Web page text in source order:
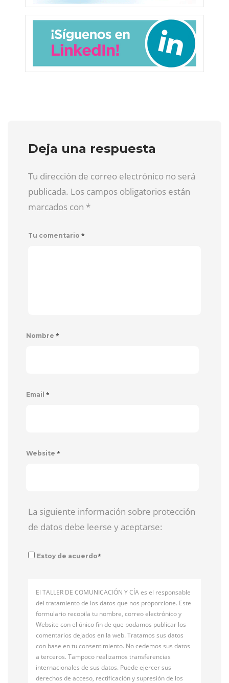
Deja una respuesta
Tu dirección de correo electrónico no será
publicada. Los campos obligatorios están
marcados con *
Tu comentario *
Nombre *
Email *
Website *
La siguiente información sobre protección
de datos debe leerse y aceptarse:
Estoy de acuerdo*
El TALLER DE COMUNICACIÓN Y CÍA es el responsable
del tratamiento de los datos que nos proporcione. Este
formulario recopila tu nombre, correo electrónico y
Website con el único fin de que podamos publicar los
comentarios dejados en la web. Tratamos sus datos
con base en tu consentimiento. No cedemos sus datos
a terceros. Tampoco realizamos transferencias
internacionales de sus datos. Puede ejercer sus
derechos de acceso, rectificación y supresión de los